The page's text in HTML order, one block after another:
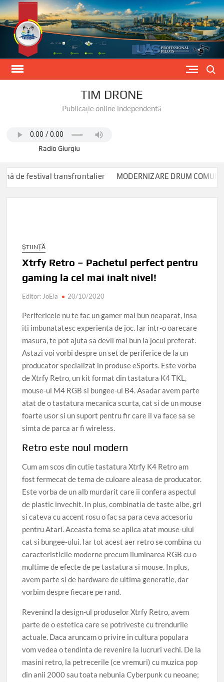
Skip
to
content
TIM DRONE
Publicație online independentă
Radio Giurgiu
festival transfrontalier MODERNIZARE DRUM COMUNAL
ȘTIINȚĂ
Xtrfy Retro – Pachetul perfect pentru
gaming la cel mai inalt nivel!
Editor: JoEla 20/10/2020
Perifericele nu te fac un gamer mai bun neaparat, insa
iti imbunatatesc experienta de joc. Iar intr-o oarecare
masura, te pot ajuta sa devii mai bun la jocul preferat.
Astazi voi vorbi despre un set de periferice de la un
producator specializat in produse eSports. Este vorba
de Xtrfy Retro, un kit format din tastatura K4 TKL,
mouse-ul M4 RGB si bungee-ul B4. Asadar avem parte
atat de o tastatura mecanica scurta, cat si de un mouse
foarte usor si un suport pentru fir care il va face sa se
simta de parca ar fi wireless.
Retro este noul modern
Cum am scos din cutie tastatura Xtrfy K4 Retro am
fost fermecat de tema de culoare aleasa de producator.
Este vorba de un alb murdarit care ii confera aspectul
de plastic invechit. In plus, combinatia de taste albe, gri
si cateva cu accent rosu o fac sa para ceva accesoriu
pentru Atari. Aceasta tema se aplica atat mouse-ului
cat si bungee-ului. Iar tot acest aer retro se combina cu
caracteristicile moderne precum iluminarea RGB cu o
multime de efecte de pe tastatura si mouse. In plus,
avem parte si de hardware de ultima generatie, dar
vorbim despre fiecare pe rand.
Revenind la design-ul produselor Xtrfy Retro, avem
parte de o estetica care se potriveste cu trendurile
actuale. Daca aruncam o privire in cultura populara
vom vedea o tendinta de revenire la lucruri vechi. De la
masini retro, la petrecerile (ce vremuri) cu muzica pop
din anii 2000 sau toata nebunia Cyberpunk cu neoane;